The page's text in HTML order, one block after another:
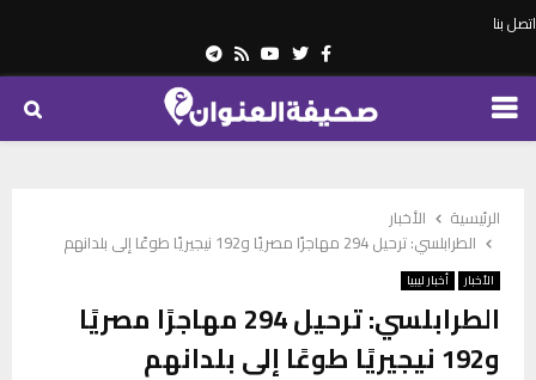
اتصل بنا
Facebook
Twitter
Youtube
Rss
Telegram
PRIMARY
الرئيسية
الأخبار
الطرابلسي: ترحيل 294 مهاجرًا مصريًا و192 نيجيريًا طوعًا إلى بلدانهم
الأخبار أخبار ليبيا
الطرابلسي: ترحيل 294 مهاجرًا مصريًا
و192 نيجيريًا طوعًا إلى بلدانهم